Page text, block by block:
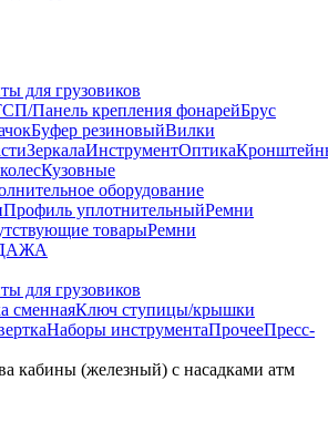
для грузовиков
Панель крепления фонарейБрус
Буфер резиновыйВилки
ЗеркалаИнструментОптика
Кузовные
оборудование
Профиль уплотнительныйРемни
товарыРемни
для грузовиков
сменнаяКлюч ступицы/крышки
Наборы инструментаПрочееПресс-
кабины (железный) с насадками атм